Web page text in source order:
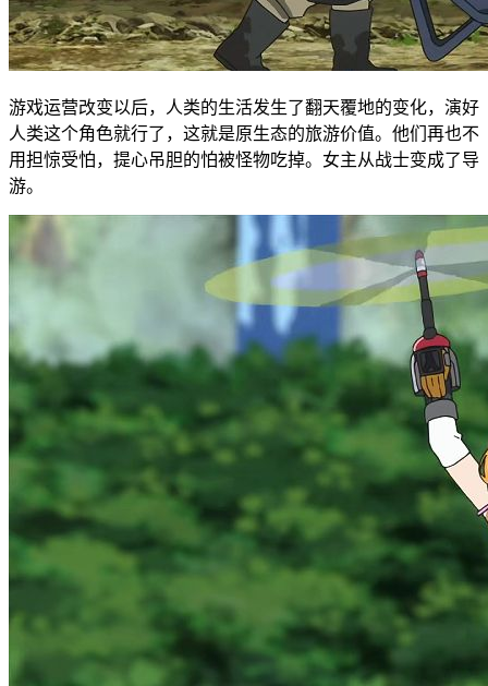
游戏运营改变以后，人类的生活发生了翻天覆地的变化，演好
人类这个角色就行了，这就是原生态的旅游价值。他们再也不
用担惊受怕，提心吊胆的怕被怪物吃掉。女主从战士变成了导
游。